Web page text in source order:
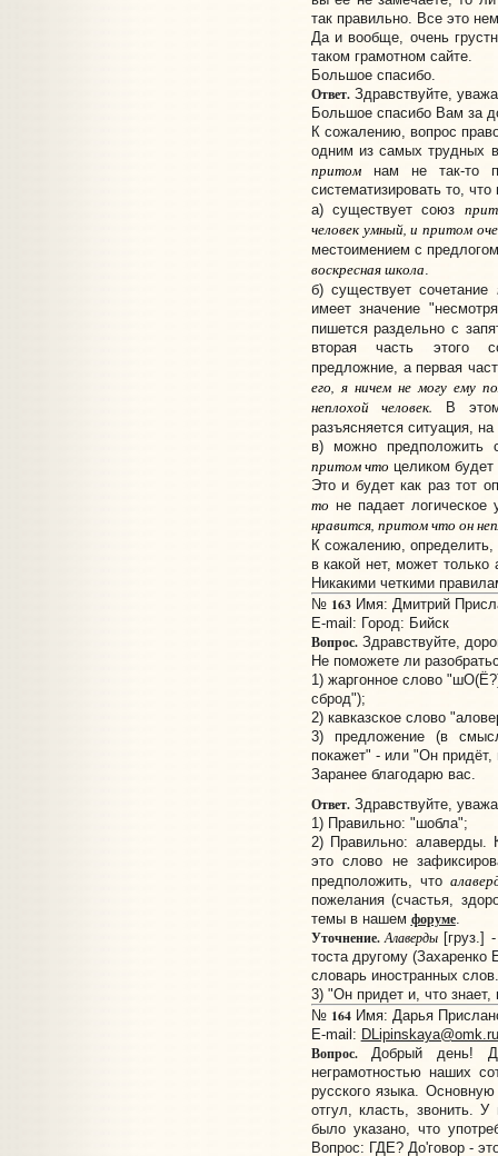
так правильно. Все это
Да и вообще, очень
таком грамотном сайте.
Большое спасибо.
Ответ.Здравствуйте,
Большое спасибо Вам за
К сожалению, вопрос
одним из самых трудных
притомнам не так-то
систематизировать то, что
а) существует союз
человек умный, и притом
местоимением с
воскресная школа.
б) существует сочетание
имеет значение
пишется раздельно с
вторая часть этого
предложние, а первая
его, я ничем не могу ему
неплохой человек. В этом
разъясняется ситуация,
в) можно предположить
притом что целиком
Это и будет как раз тот
то не падает
нравится, притом что он
К сожалению, определить,
в какой нет, может только
Никакими четкими
№ 163Имя: Дмитрий
E-mail: Город: Бийск
Вопрос.Здравствуйте,
Не поможете ли
1) жаргонное слово
сброд");
2) кавказское слово
3) предложение (в
покажет" - или "Он придёт,
Заранее благодарю вас.
Ответ.Здравствуйте,
1) Правильно: "шобла";
2) Правильно: алаверды.
это слово не
предположить, что
пожелания (счастья,
темы в нашем форуме.
Уточнение.Алаверды [груз.]
тоста другому
словарь иностранных
3) "Он придет и, что знает,
№ 164Имя: Дарья
E-mail: DLipinskaya@omk.ru
Вопрос.Добрый день!
неграмотностью наших
русского языка.
отгул, класть, звонить.
было указано, что
Вопрос: ГДЕ? До'говор -